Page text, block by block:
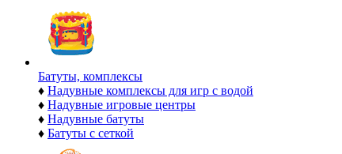
Батуты, комплексы
♦ Надувные комплексы для игр с водой
♦ Надувные игровые центры
♦ Надувные батуты
♦ Батуты с сеткой